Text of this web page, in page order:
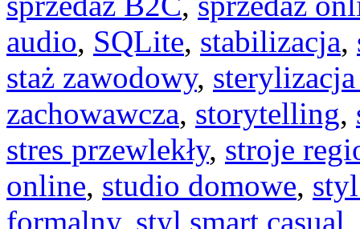
audio, SQLite, stabilizacja,
staż zawodowy,
zachowawcza, storytelling,
stres przewlekły, stroje
online, studio domowe,
formalny, styl smart casual,